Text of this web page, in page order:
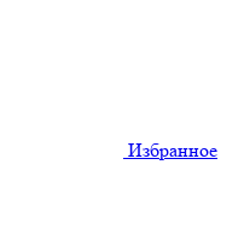
Избранное